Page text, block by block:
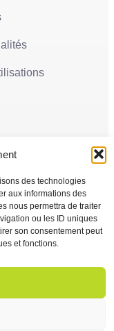
des technologies
aux informations des
nous permettra de traiter
ou les ID uniques
son consentement peut
et fonctions.
se tiendra le
Panne des
de Mana